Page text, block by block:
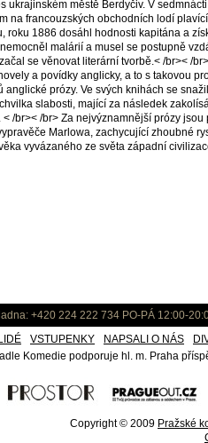
městě Berdyčiv. V
na francouzských obchodních lodí
roku 1886 dosáhl hodnosti kapitána a
malárií a musel se postupně
se věnovat literární tvorbě.< /br>< /
a povídky anglicky, a to s takovou
prózy. Ve svých knihách se
slabosti, mající za následek
/br>< /br> Za nejvýznamnější prózy
Marlowa, zachycující zhoubné
vyvázaného ze světa západní
+420 224 222 734 PO-PÁ 12:00-
LIDÉ VSTUPENKY NAPSALI O NÁS
Komedie podporuje hl. m. Praha
Copyright © 2009 Pražské